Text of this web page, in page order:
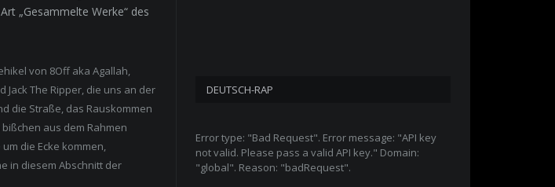
„Gesammelte Werke“ des
von 8Off aka Agallah,
Jack The Ripper, die uns an der
die Straße, das Rauskommen
aus dem Rahmen
die Ecke kommen,
in diesem Abschnitt der
DEUTSCH-RAP
Error type: "Bad Request". Error message: "API key
not valid. Please pass a valid API key." Domain:
"global". Reason: "badRequest".